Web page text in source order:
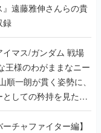
遠藤雅伸さんらの貴
録
ス/ガンダム 戦場
王様のわがままなニー
一朗が貫く姿勢に、
しての矜持を見た
回】
チャファイター編】